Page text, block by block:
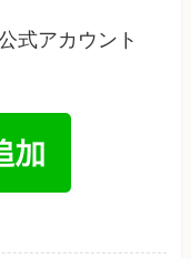
式アカウント